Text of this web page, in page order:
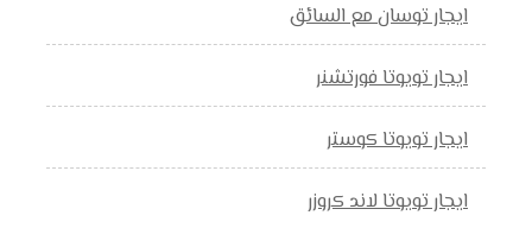
ايجار توسان مع السائق
ايجار تويوتا فورتشنر
ايجار تويوتا كوستر
ايجار تويوتا لاند كروزر